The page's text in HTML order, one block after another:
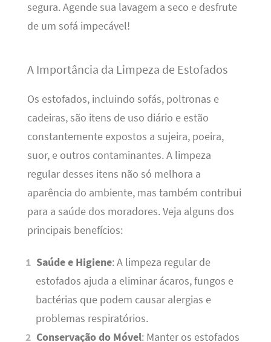
segura. Agende sua lavagem a seco e desfrute
de um sofá impecável!
A Importância da Limpeza de Estofados
Os estofados, incluindo sofás, poltronas e
cadeiras, são itens de uso diário e estão
constantemente expostos a sujeira, poeira,
suor, e outros contaminantes. A limpeza
regular desses itens não só melhora a
aparência do ambiente, mas também contribui
para a saúde dos moradores. Veja alguns dos
principais benefícios:
Saúde e Higiene: A limpeza regular de
estofados ajuda a eliminar ácaros, fungos e
bactérias que podem causar alergias e
problemas respiratórios.
Conservação do Móvel: Manter os estofados